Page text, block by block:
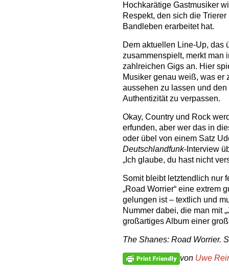
Hochkarätige Gastmusiker
Respekt, den sich die
Bandleben erarbeitet hat.
Dem aktuellen Line-Up, das
zusammenspielt, merkt man
zahlreichen Gigs an. Hier
Musiker genau weiß, was er
aussehen zu lassen und
Authentizität zu verpassen.
Okay, Country und Rock
erfunden, aber wer das in
oder übel von einem Satz
Deutschlandfunk-Interview
„Ich glaube, du hast nicht
Somit bleibt letztendlich nur
„Road Worrier“ eine extrem
gelungen ist – textlich und
Nummer dabei, die man mit
großartiges Album einer
The Shanes: Road Worrier.
von Uwe